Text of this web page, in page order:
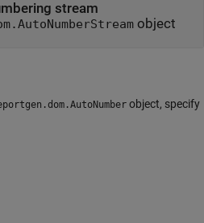
stream
object
object, specify